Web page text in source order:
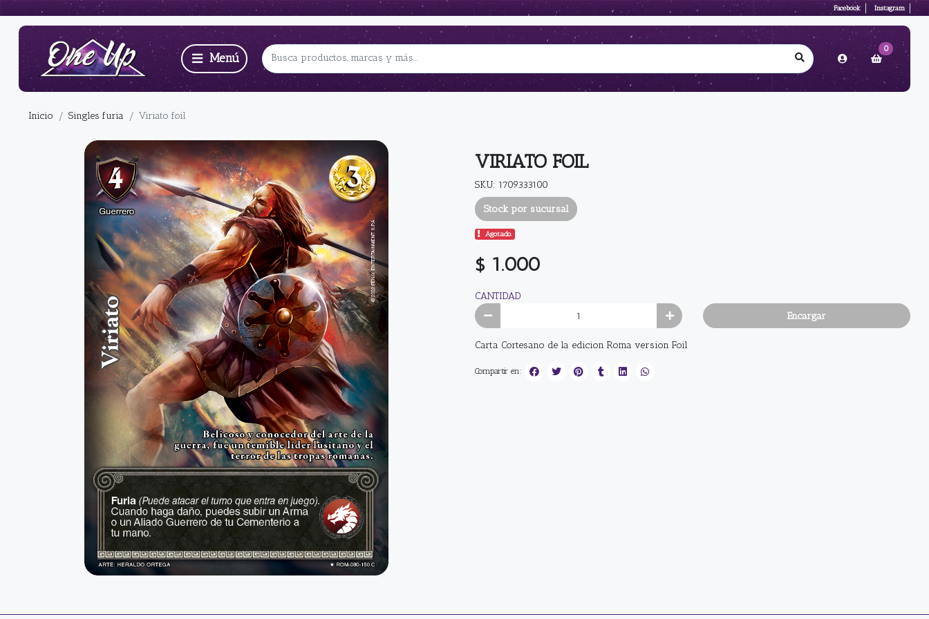
Facebook Instagram
0
Inicio Singles furia Viriato foil
VIRIATO FOIL
SKU: 1709333100
Stock por sucursal
Agotado.
$ 1.000
CANTIDAD
Encargar
Carta Cortesano de la edicion Roma version Foil
Compartir en: